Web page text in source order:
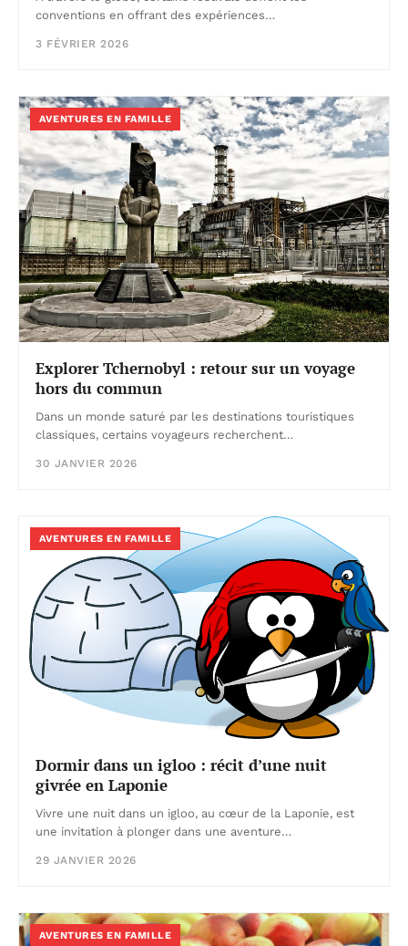
conventions en offrant des expériences…
3 FÉVRIER 2026
AVENTURES EN FAMILLE
Explorer Tchernobyl : retour sur un voyage
hors du commun
Dans un monde saturé par les destinations touristiques
classiques, certains voyageurs recherchent…
30 JANVIER 2026
AVENTURES EN FAMILLE
Dormir dans un igloo : récit d’une nuit
givrée en Laponie
Vivre une nuit dans un igloo, au cœur de la Laponie, est
une invitation à plonger dans une aventure…
29 JANVIER 2026
AVENTURES EN FAMILLE